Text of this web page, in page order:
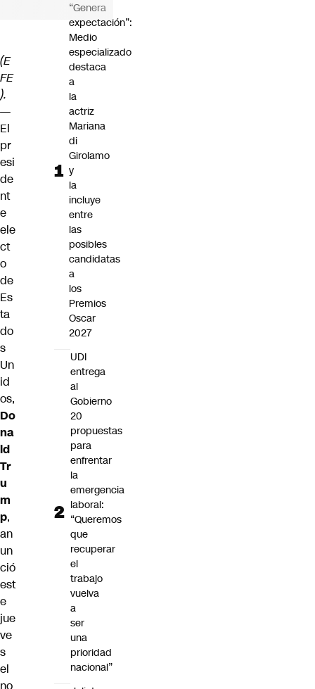
(E
FE
).
—
El
pr
esi
de
nt
e
ele
ct
o
de
Es
ta
do
s
Un
id
os,
Do
na
ld
Tr
u
m
p,
an
un
ció
est
e
jue
ve
s
el
“Genera
expectación”:
Medio
especializado
destaca
a
la
actriz
Mariana
di
Girolamo
y
la
incluye
entre
las
posibles
candidatas
a
los
Premios
Oscar
2027
UDI
entrega
al
Gobierno
20
propuestas
para
enfrentar
la
emergencia
laboral:
“Queremos
que
recuperar
el
trabajo
vuelva
a
ser
una
prioridad
nacional”